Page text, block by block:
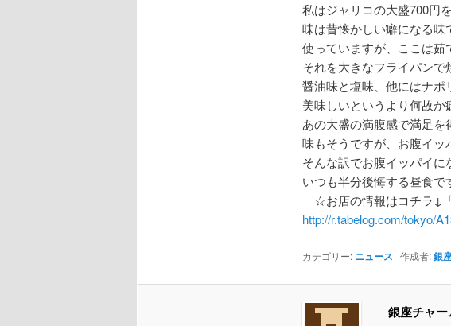
私はジャリコの大盛700円
味は昔懐かしい癖になる
使っていますが、ここは茹
それを大きなフライパンで
醤油味と塩味、他にはナポ
美味しいというより何故か
あの大盛の満腹感で満足を
味もそうですが、お腹イッ
そんな訳でお腹イッパイに
いつも半分後悔する昼食で
☆お店の情報はコチラ↓
http://r.tabelog.com/tokyo/
カテゴリー: ニュース 作成者:銀
銀座チャ